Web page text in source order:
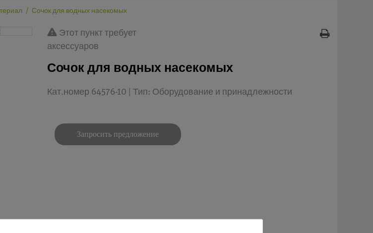
Сочок для водных насекомых
Этот пункт требует
аксессуаров
Сочок для водных насекомых
Кат.номер 64576-10 | Тип: Оборудование и принадлежности
Запросить предложение